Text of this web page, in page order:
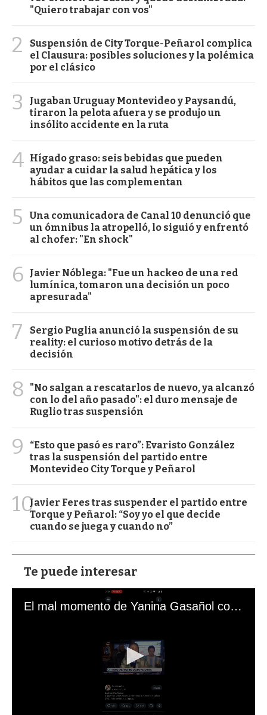
"Quiero trabajar con vos"
2
Suspensión de City Torque-Peñarol complica
el Clausura: posibles soluciones y la polémica
por el clásico
3
Jugaban Uruguay Montevideo y Paysandú,
tiraron la pelota afuera y se produjo un
insólito accidente en la ruta
4 Hígado graso: seis bebidas que pueden
ayudar a cuidar la salud hepática y los
hábitos que las complementan
5
Una comunicadora de Canal 10 denunció que
un ómnibus la atropelló, lo siguió y enfrentó
al chofer: "En shock"
6
Javier Nóblega: "Fue un hackeo de una red
lumínica, tomaron una decisión un poco
apresurada"
7
Sergio Puglia anunció la suspensión de su
reality: el curioso motivo detrás de la
decisión
8
"No salgan a rescatarlos de nuevo, ya alcanzó
con lo del año pasado": el duro mensaje de
Ruglio tras suspensión
9
“Esto que pasó es raro”: Evaristo González
tras la suspensión del partido entre
Montevideo City Torque y Peñarol
10Javier Feres tras suspender el partido entre
Torque y Peñarol: “Soy yo el que decide
cuando se juega y cuando no”
Te puede interesar
El mal momento de Yanina Gasañol con un hincha argentino en "Subrayado"